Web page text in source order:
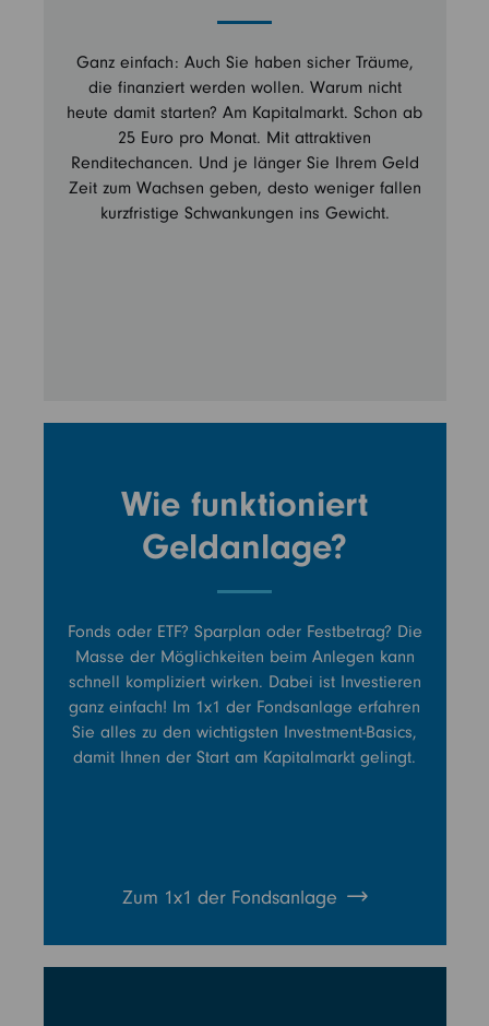
Ganz einfach: Auch Sie haben sicher Träume,
die finanziert werden wollen. Warum nicht
heute damit starten? Am Kapitalmarkt. Schon ab
25 Euro pro Monat. Mit attraktiven
Renditechancen. Und je länger Sie Ihrem Geld
Zeit zum Wachsen geben, desto weniger fallen
kurzfristige Schwankungen ins Gewicht.
Wie funktioniert
Geldanlage?
Fonds oder ETF? Sparplan oder Festbetrag? Die
Masse der Möglichkeiten beim Anlegen kann
schnell kompliziert wirken. Dabei ist Investieren
ganz einfach! Im 1x1 der Fondsanlage erfahren
Sie alles zu den wichtigsten Investment-Basics,
damit Ihnen der Start am Kapitalmarkt gelingt.
Zum 1x1 der Fondsanlage